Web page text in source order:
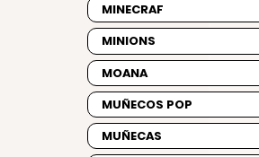
MINECRAF
MINIONS
MOANA
MUÑECOS POP
MUÑECAS